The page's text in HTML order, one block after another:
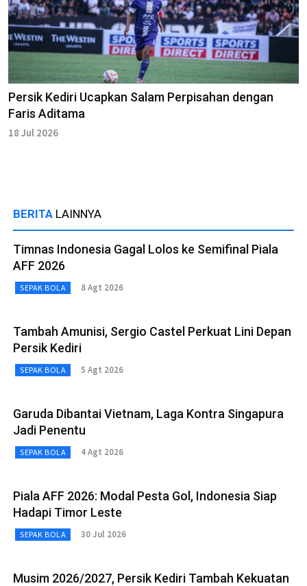
Persik Kediri Ucapkan Salam Perpisahan dengan
Faris Aditama
18 Jul 2026
BERITA LAINNYA
Timnas Indonesia Gagal Lolos ke Semifinal Piala
AFF 2026
SEPAK BOLA 8 Agt 2026
Tambah Amunisi, Sergio Castel Perkuat Lini Depan
Persik Kediri
SEPAK BOLA 5 Agt 2026
Garuda Dibantai Vietnam, Laga Kontra Singapura
Jadi Penentu
SEPAK BOLA 4 Agt 2026
Piala AFF 2026: Modal Pesta Gol, Indonesia Siap
Hadapi Timor Leste
SEPAK BOLA 30 Jul 2026
Musim 2026/2027, Persik Kediri Tambah Kekuatan